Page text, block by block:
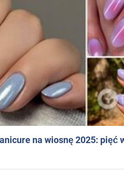
na wiosnę 2025: pięć